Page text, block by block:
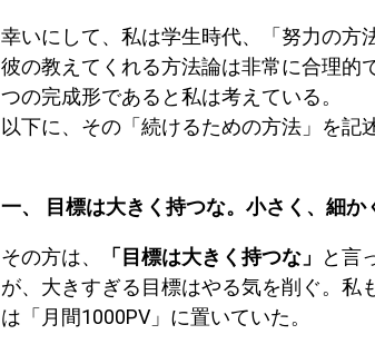
幸いにして、私は学生時代、「努力の方
彼の教えてくれる方法論は非常に合理的
つの完成形であると私は考えている。
以下に、その「続けるための方法」を記
一、 目標は大きく持つな。小さく、細か
その方は、 「目標は大きく持つな」
と言
が、大きすぎる目標はやる気を削ぐ。私
は「月間1000PV」に置いていた。